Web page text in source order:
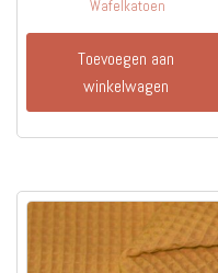
Wafelkatoen
Toevoegen aan
winkelwagen